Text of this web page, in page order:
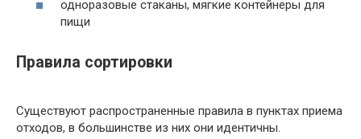
одноразовые стаканы, мягкие контейнеры для
пищи
Правила сортировки
Существуют распространенные правила в пунктах приема
отходов, в большинстве из них они идентичны.